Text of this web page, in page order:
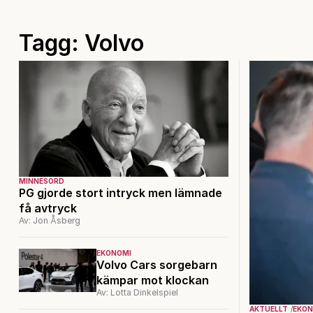
Tagg: Volvo
MINNESORD
PG gjorde stort intryck men lämnade
få avtryck
Av: Jon Åsberg
EKONOMI
Volvo Cars sorgebarn
kämpar mot klockan
Av: Lotta Dinkelspiel
AKTUELLT